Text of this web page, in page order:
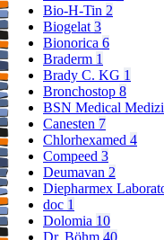
Bio-H-Tin 2
Biogelat3
Bionorica 6
Braderm 1
Brady C. KG 1
Bronchostop 8
BSN Medical
Canesten 7
Chlorhexamed 4
Compeed 3
Deumavan 2
Diepharmex
doc 1
Dolomia 10